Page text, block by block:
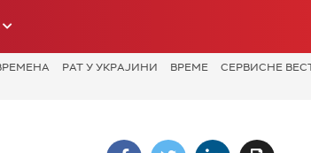
РАТ У УКРАЈИНИ ВРЕМЕ СЕРВИСНЕ